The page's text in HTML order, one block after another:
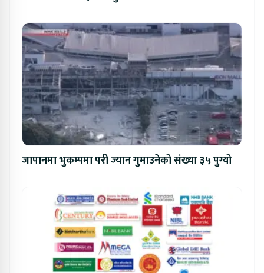
जापानमा भुकम्पमा परी ज्यान गुमाउनेको संख्या ३५ पुग्यो